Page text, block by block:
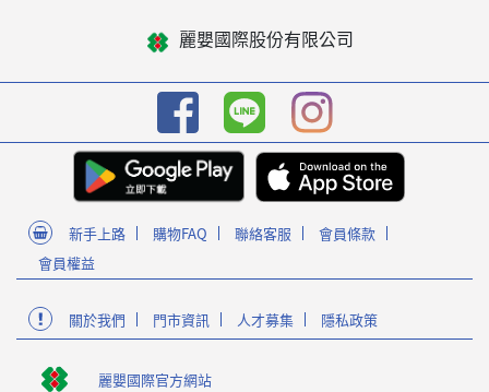
麗嬰國際股份有限公司
新手上路 購物FAQ 聯絡客服
會員條款
會員權益
關於我們 門市資訊 人才募集 隱私政策
麗嬰國際官方網站